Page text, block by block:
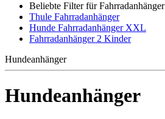
Beliebte Filter für Fahrradanhänger
Thule Fahrradanhänger
Hunde Fahrradanhänger XXL
Fahrradanhänger 2 Kinder
Hundeanhänger
Hundeanhänger